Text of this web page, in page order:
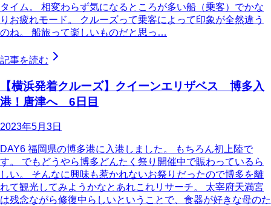
タイム。 相変わらず気になるところが多い船（乗客）でかな
りお疲れモード。 クルーズって乗客によって印象が全然違う
のね。 船旅って楽しいものだと思っ…
記事を読む
【横浜発着クルーズ】クイーンエリザベス 博多入
港！唐津へ 6日目
2023年5月3日
DAY6 福岡県の博多港に入港しました。 もちろん初上陸で
す。 でもどうやら博多どんたく祭り開催中で賑わっているら
しい。 そんなに興味も惹かれないお祭りだったので博多を離
れて観光してみようかなとあれこれリサーチ。 太宰府天満宮
は残念ながら修復中らしいということで、食器が好きな母のた